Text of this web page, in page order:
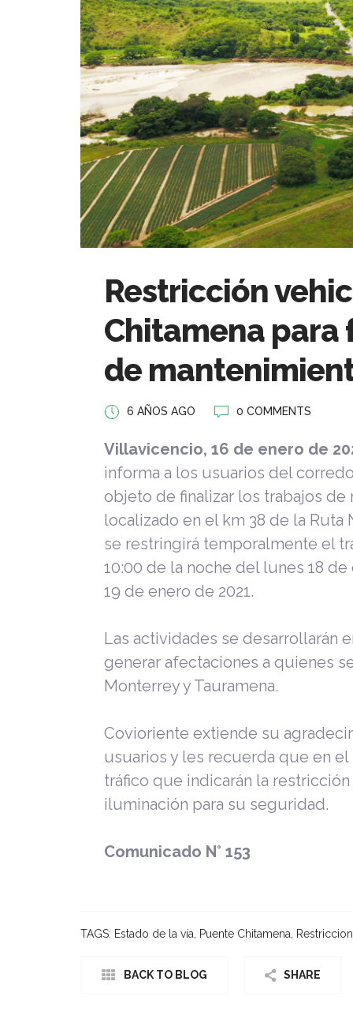
Restricción
Chitamena
de
6 AÑOS AGO 0 COMMENTS
Villavicencio, 16 de enero de
informa a los usuarios del
objeto de finalizar los trabajos
localizado en el km 38 de la Ruta
se restringirá temporalmente el
10:00 de la noche del lunes 18
19 de enero de 2021.
Las actividades se desarrollarán
generar afectaciones a quienes
Monterrey y Tauramena.
Covioriente extiende su
usuarios y les recuerda que en
tráfico que indicarán la
iluminación para su seguridad.
Comunicado N° 153
TAGS: Estado de la vía Puente Chitamena
BACK TO BLOG SHARE